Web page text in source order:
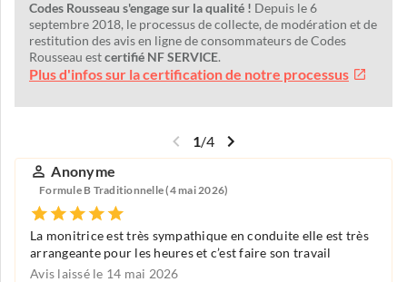
Codes Rousseau s'engage sur la qualité ! Depuis le 6
septembre 2018, le processus de collecte, de modération et de
restitution des avis en ligne de consommateurs de Codes
Rousseau estcertifié NF SERVICE.
Plus d'infos sur la certification de notre processus
1/4
Anonyme
Formule B Traditionnelle (4 mai 2026)
La monitrice est très sympathique en conduite elle est très
arrangeante pour les heures et c’est faire son travail
Avis laissé le 14 mai 2026